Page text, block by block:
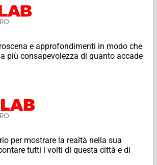
e approfondimenti in modo che
più consapevolezza di quanto accade
per mostrare la realtà nella sua
tutti i volti di questa città e di